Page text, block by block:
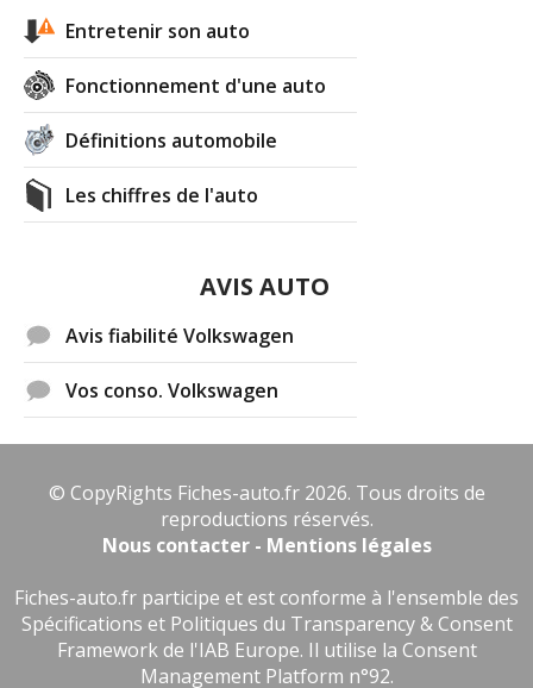
Entretenir son auto
Fonctionnement d'une auto
Définitions automobile
Les chiffres de l'auto
AVIS AUTO
Avis fiabilité Volkswagen
Vos conso. Volkswagen
© CopyRights Fiches-auto.fr 2026. Tous droits de
reproductions réservés.
Nous contacter - Mentions légales
Fiches-auto.fr participe et est conforme à l'ensemble des
Spécifications et Politiques du Transparency & Consent
Framework de l'IAB Europe. Il utilise la Consent
Management Platform n°92.